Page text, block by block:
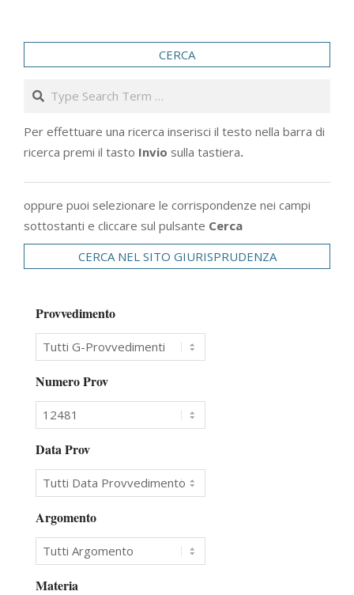
CERCA
Search
Per effettuare una ricerca inserisci il testo nella barra di
ricerca premi il tasto Invio sulla tastiera.
oppure puoi selezionare le corrispondenze nei campi
sottostanti e cliccare sul pulsante Cerca
CERCA NEL SITO GIURISPRUDENZA
Provvedimento
Numero Prov
Data Prov
Argomento
Materia